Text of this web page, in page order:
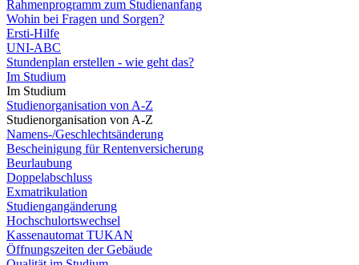
Rahmenprogramm zum Studienanfang
Wohin bei Fragen und Sorgen?
Ersti-Hilfe
UNI-ABC
Stundenplan erstellen - wie geht das?
Im Studium
Im Studium
Studienorganisation von A-Z
Studienorganisation von A-Z
Namens-/Geschlechtsänderung
Bescheinigung für Rentenversicherung
Beurlaubung
Doppelabschluss
Exmatrikulation
Studiengangänderung
Hochschulortswechsel
Kassenautomat TUKAN
Öffnungszeiten der Gebäude